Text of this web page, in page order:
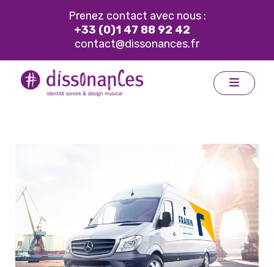
Prenez contact avec nous :
+33 (0)1 47 88 92 42
contact@dissonances.fr